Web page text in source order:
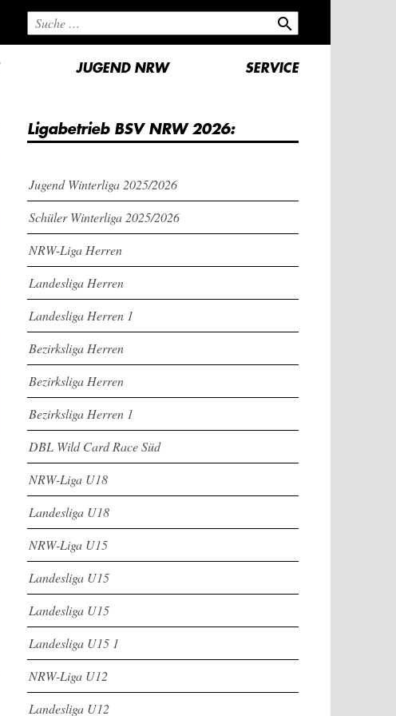
search
JUGEND NRW SERVICE
Ligabetrieb BSV NRW 2026:
Jugend Winterliga 2025/2026
Schüler Winterliga 2025/2026
NRW-Liga Herren
Landesliga Herren
Landesliga Herren 1
Bezirksliga Herren
Bezirksliga Herren
Bezirksliga Herren 1
DBL Wild Card Race Süd
NRW-Liga U18
Landesliga U18
NRW-Liga U15
Landesliga U15
Landesliga U15
Landesliga U15 1
NRW-Liga U12
Landesliga U12